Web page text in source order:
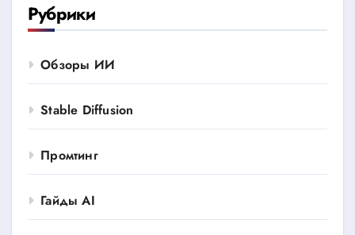
Рубрики
Обзоры ИИ
Stable Diffusion
Промтинг
Гайды AI